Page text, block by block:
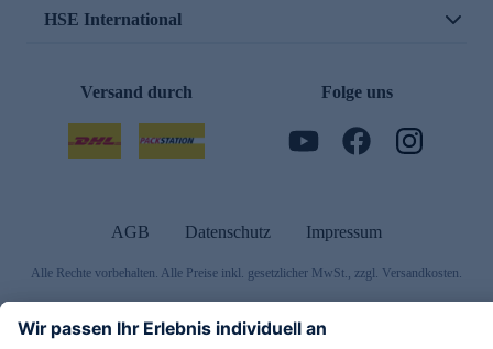
HSE International
Versand durch Folge uns
AGB Datenschutz Impressum
Alle Rechte vorbehalten. Alle Preise inkl. gesetzlicher MwSt., zzgl. Versandkosten.